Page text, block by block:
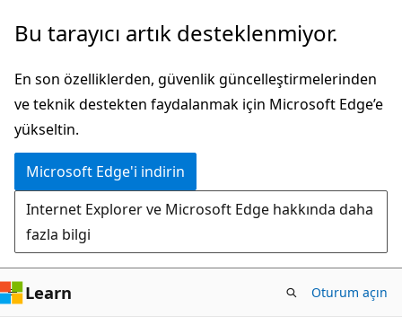
Ana
atla
Bu tarayıcı artık desteklenmiyor.
En son özelliklerden, güvenlik güncelleştirmelerinden
ve teknik destekten faydalanmak için Microsoft Edge’e
yükseltin.
Microsoft Edge'i indirin
Internet Explorer ve Microsoft Edge hakkında daha
fazla bilgi
Learn Oturum açın